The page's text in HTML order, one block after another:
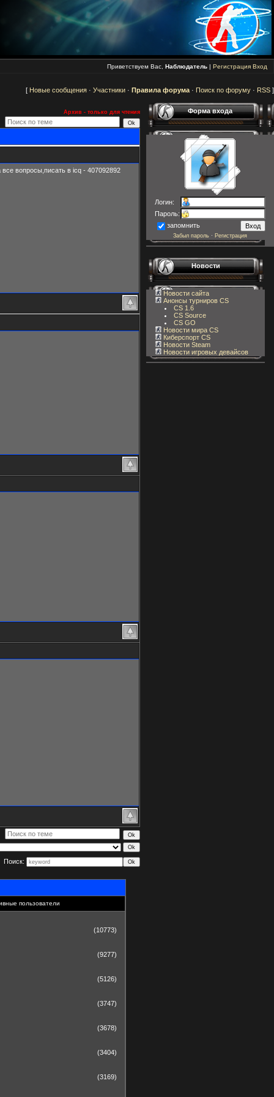
Приветствуем Вас, Наблюдатель | Регистрация Вход
[ Новые сообщения · Участники · Правила форума · Поиск по форуму · RSS ]
Архив - только для чтения
вопросы,писать в icq - 407092892
Поиск:
пользователи
(10773)
(9277)
(5126)
(3747)
(3678)
(3404)
(3169)
Форма входа
Логин:
Пароль:
запомнить
Забыл пароль · Регистрация
Новости
Новости сайта
Анонсы турниров CS
CS 1.6
CS Source
CS GO
Новости мира CS
Киберспорт CS
Новости Steam
Новости игровых девайсов